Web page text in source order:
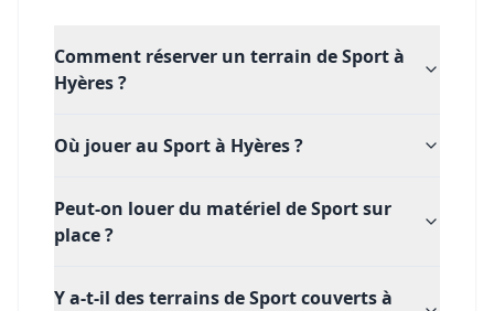
Comment réserver un terrain de Sport à
Hyères ?
Où jouer au Sport à Hyères ?
Peut-on louer du matériel de Sport sur
place ?
Y a-t-il des terrains de Sport couverts à